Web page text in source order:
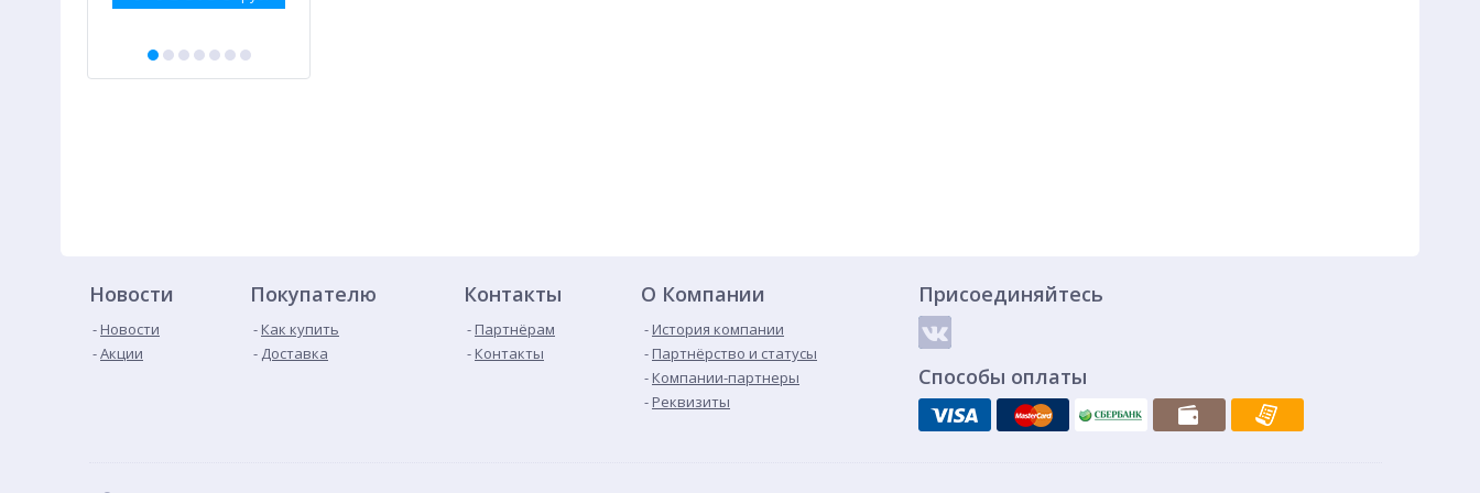
Новости
Новости
Акции
Покупателю
Как купить
Доставка
Контакты
Партнёрам
Контакты
О Компании
История компании
Партнёрство и статусы
Компании-партнеры
Реквизиты
Присоединяйтесь
Способы оплаты